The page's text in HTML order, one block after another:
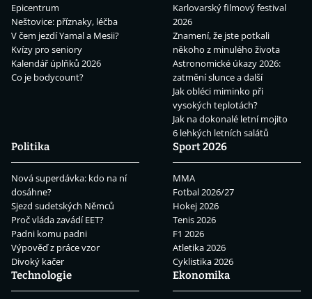
Epicentrum
Neštovice: příznaky, léčba
V čem jezdí Yamal a Mesii?
Kvízy pro seniory
Kalendář úplňků 2026
Co je bodycount?
Karlovarský filmový festival
2026
Znamení, že jste potkali
někoho z minulého života
Astronomické úkazy 2026:
zatmění slunce a další
Jak obléci miminko při
vysokých teplotách?
Jak na dokonalé letní mojito
6 lehkých letních salátů
Politika
Nová superdávka: kdo na ní
dosáhne?
Sjezd sudetských Němců
Proč vláda zavádí EET?
Padni komu padni
Výpověď z práce vzor
Divoký kačer
Sport 2026
MMA
Fotbal 2026/27
Hokej 2026
Tenis 2026
F1 2026
Atletika 2026
Cyklistika 2026
Technologie
Ekonomika